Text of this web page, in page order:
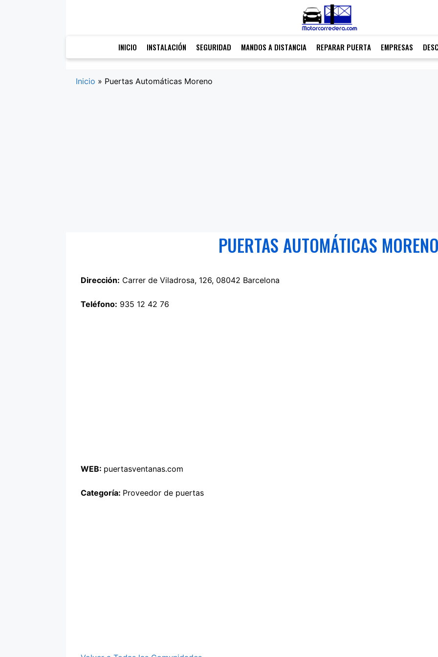
INICIO INSTALACIÓN SEGURIDAD MANDOS A DISTANCIA REPARAR PUERTA EMPRESAS
Inicio » Puertas Automáticas Moreno
PUERTAS AUTOMÁTICAS
Dirección: Carrer de Viladrosa, 126, 08042 Barcelona
Teléfono: 935 12 42 76
WEB: puertasventanas.com
Categoría: Proveedor de puertas